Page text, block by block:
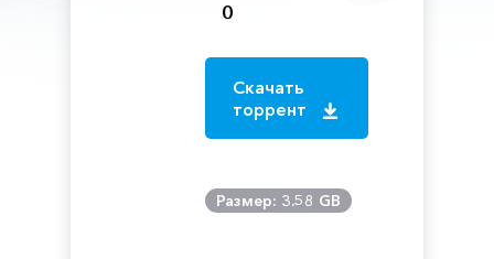
0
Скачать
торрент
Размер: 3.58 GB